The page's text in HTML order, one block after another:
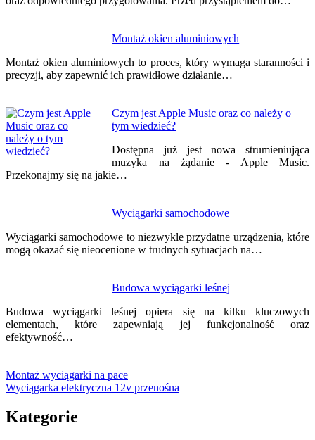
Montaż okien aluminiowych
Montaż okien aluminiowych to proces, który wymaga staranności i
precyzji, aby zapewnić ich prawidłowe działanie…
Czym jest Apple Music oraz co należy o
tym wiedzieć?
Dostępna już jest nowa strumieniująca
muzyka na żądanie - Apple Music.
Przekonajmy się na jakie…
Wyciągarki samochodowe
Wyciągarki samochodowe to niezwykle przydatne urządzenia, które
mogą okazać się nieocenione w trudnych sytuacjach na…
Budowa wyciągarki leśnej
Budowa wyciągarki leśnej opiera się na kilku kluczowych
elementach, które zapewniają jej funkcjonalność oraz
efektywność…
Montaż wyciągarki na pace
Wyciągarka elektryczna 12v przenośna
Kategorie